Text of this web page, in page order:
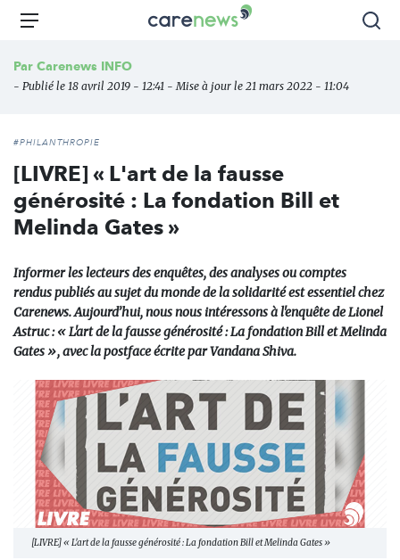
Aller
principal
Carenews,
des
Menu
Par Carenews INFO
- Publié le 18 avril 2019 - 12:41 - Mise à jour le 21 mars 2022 - 11:04
#PHILANTHROPIE
[LIVRE] « L'art de la fausse
générosité : La fondation Bill et
Melinda Gates »
Informer les lecteurs des enquêtes, des analyses ou comptes
rendus publiés au sujet du monde de la solidarité est essentiel chez
Carenews. Aujourd’hui, nous nous intéressons à l'enquête de Lionel
Astruc : « L'art de la fausse générosité : La fondation Bill et Melinda
Gates », avec la postface écrite par Vandana Shiva.
[LIVRE] « L'art de la fausse générosité : La fondation Bill et Melinda Gates »